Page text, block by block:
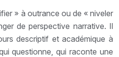
» à outrance ou de « niveler
de perspective narrative. Il
descriptif et académique à
questionne, qui raconte une